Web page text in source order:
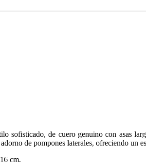
sofisticado, de cuero genuino con asas
de pompones laterales, ofreciendo un
cm.